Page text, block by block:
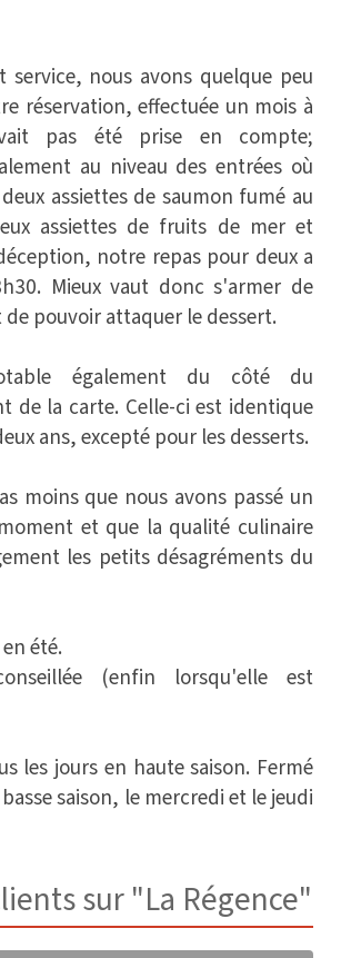
service, nous avons quelque peu
réservation, effectuée un mois à
pas été prise en compte;
au niveau des entrées où
assiettes de saumon fumé au
assiettes de fruits de mer et
notre repas pour deux a
Mieux vaut donc s'armer de
pouvoir attaquer le dessert.
également du côté du
de la carte. Celle-ci est identique
ans, excepté pour les desserts.
moins que nous avons passé un
et que la qualité culinaire
les petits désagréments du
été.
(enfin lorsqu'elle est
les jours en haute saison. Fermé
saison, le mercredi et le jeudi
sur "La Régence"